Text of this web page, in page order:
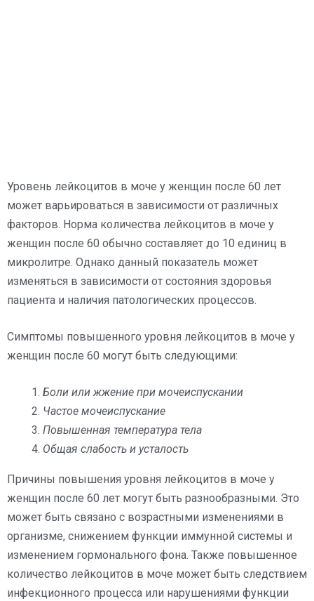
Уровень лейкоцитов в моче у женщин после 60 лет
может варьироваться в зависимости от различных
факторов. Норма количества лейкоцитов в моче у
женщин после 60 обычно составляет до 10 единиц в
микролитре. Однако данный показатель может
изменяться в зависимости от состояния здоровья
пациента и наличия патологических процессов.
Симптомы повышенного уровня лейкоцитов в моче у
женщин после 60 могут быть следующими:
Боли или жжение при мочеиспускании
Частое мочеиспускание
Повышенная температура тела
Общая слабость и усталость
Причины повышения уровня лейкоцитов в моче у
женщин после 60 лет могут быть разнообразными. Это
может быть связано с возрастными изменениями в
организме, снижением функции иммунной системы и
изменением гормонального фона. Также повышенное
количество лейкоцитов в моче может быть следствием
инфекционного процесса или нарушениями функции